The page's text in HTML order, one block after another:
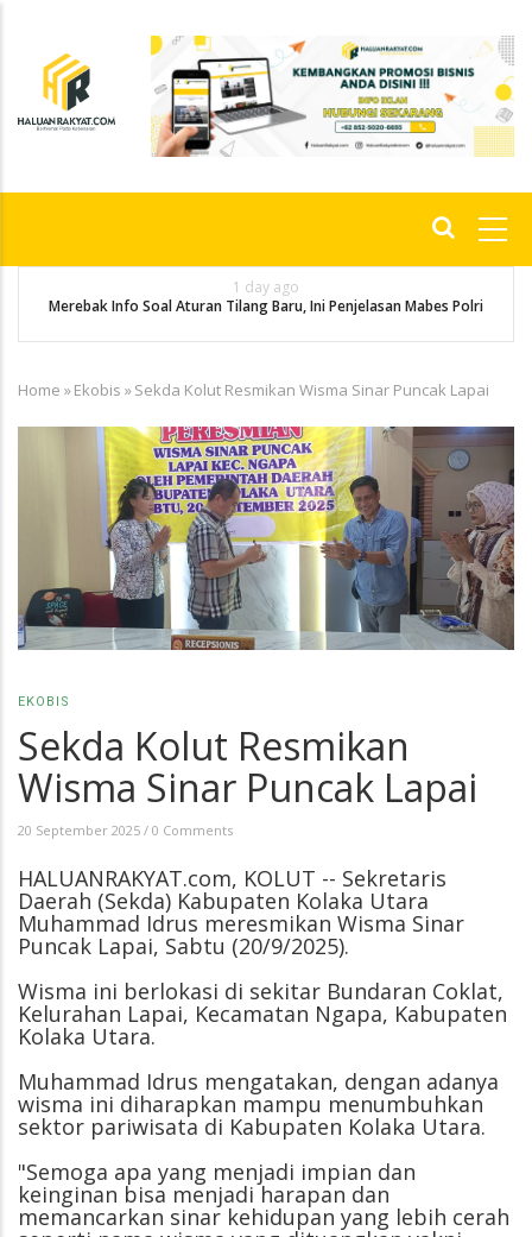
content
1 day ago
Merebak Info Soal Aturan Tilang Baru, Ini Penjelasan Mabes Polri
Breadcrumb
Home »Ekobis »Sekda Kolut Resmikan Wisma Sinar Puncak Lapai
EKOBIS
Sekda Kolut Resmikan
Wisma Sinar Puncak Lapai
20 September 2025 / 0 Comments
HALUANRAKYAT.com, KOLUT -- Sekretaris
Daerah (Sekda) Kabupaten Kolaka Utara
Muhammad Idrus meresmikan Wisma Sinar
Puncak Lapai, Sabtu (20/9/2025).
Wisma ini berlokasi di sekitar Bundaran Coklat,
Kelurahan Lapai, Kecamatan Ngapa, Kabupaten
Kolaka Utara.
Muhammad Idrus mengatakan, dengan adanya
wisma ini diharapkan mampu menumbuhkan
sektor pariwisata di Kabupaten Kolaka Utara.
"Semoga apa yang menjadi impian dan
keinginan bisa menjadi harapan dan
memancarkan sinar kehidupan yang lebih cerah